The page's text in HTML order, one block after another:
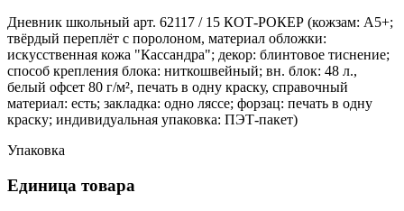
Дневник школьный арт. 62117 / 15 КОТ-РОКЕР (кожзам: А5+;
твёрдый переплёт с поролоном, материал обложки:
искусственная кожа "Кассандра"; декор: блинтовое тиснение;
способ крепления блока: ниткошвейный; вн. блок: 48 л.,
белый офсет 80 г/м², печать в одну краску, справочный
материал: есть; закладка: одно ляссе; форзац: печать в одну
краску; индивидуальная упаковка: ПЭТ-пакет)
Упаковка
Единица товара